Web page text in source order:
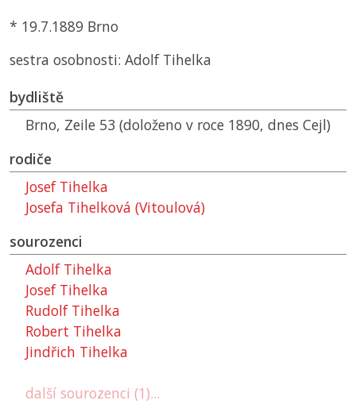
* 19.7.1889 Brno
sestra osobnosti: Adolf Tihelka
bydliště
Brno, Zeile 53 (doloženo v roce 1890, dnes Cejl)
rodiče
Josef Tihelka
Josefa Tihelková (Vitoulová)
sourozenci
Adolf Tihelka
Josef Tihelka
Rudolf Tihelka
Robert Tihelka
Jindřich Tihelka
další sourozenci (1)...